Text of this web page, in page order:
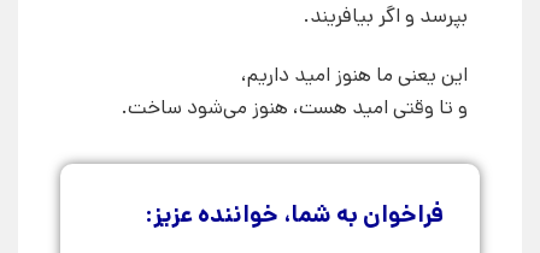
بپرسد و اگر بیافریند.
این یعنی ما هنوز امید داریم،
و تا وقتی امید هست، هنوز می‌شود ساخت.
فراخوان به شما، خواننده‌ عزیز: